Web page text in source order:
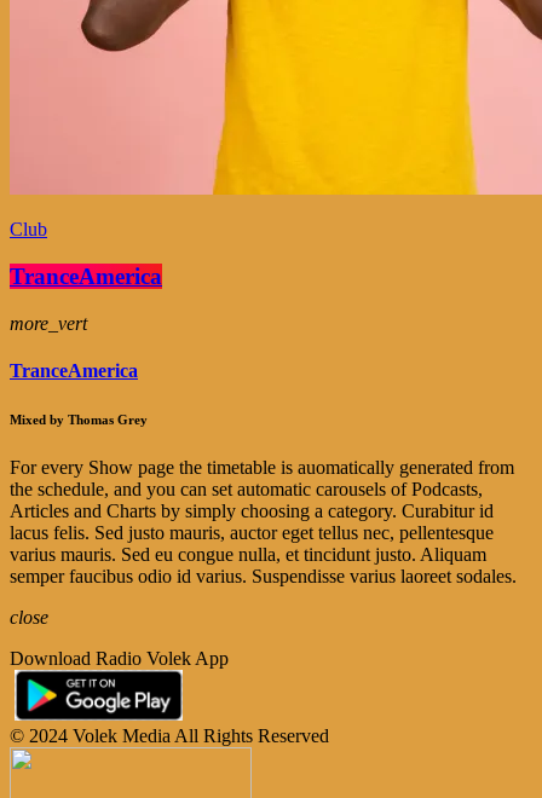
Club
TranceAmerica
more_vert
TranceAmerica
Mixed by Thomas Grey
For every Show page the timetable is auomatically generated from
the schedule, and you can set automatic carousels of Podcasts,
Articles and Charts by simply choosing a category. Curabitur id
lacus felis. Sed justo mauris, auctor eget tellus nec, pellentesque
varius mauris. Sed eu congue nulla, et tincidunt justo. Aliquam
semper faucibus odio id varius. Suspendisse varius laoreet sodales.
close
Download Radio Volek App
© 2024 Volek Media All Rights Reserved